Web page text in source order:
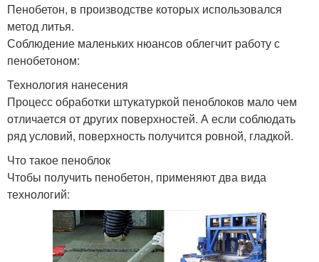
Пенобетон, в производстве которых использовался
метод литья.
Соблюдение маленьких нюансов облегчит работу с
пенобетоном:
Технология нанесения
Процесс обработки штукатуркой пеноблоков мало чем
отличается от других поверхностей. А если соблюдать
ряд условий, поверхность получится ровной, гладкой.
Что такое пеноблок
Чтобы получить пенобетон, применяют два вида
технологий: